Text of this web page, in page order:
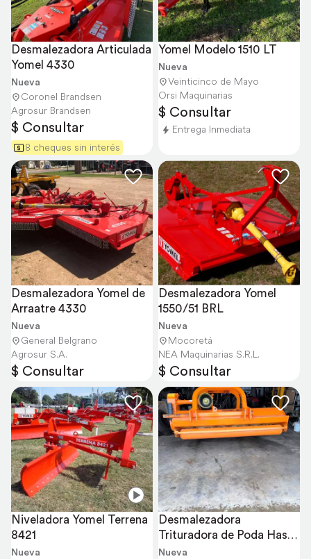
Desmalezadora Articulada
Yomel 4330
Nueva
Coronel Brandsen
Agrosur Brandsen
$ Consultar
8 cheques sin interés
Yomel Modelo 1510 LT
Nueva
Veinticinco de Mayo
Orsi Maquinarias
$ Consultar
Entrega Inmediata
Desmalezadora Yomel de
Arraatre 4330
Nueva
General Belgrano
Agrosur S.A.
$ Consultar
Desmalezadora Yomel
1550/51 BRL
Nueva
Mocoretá
NEA Maquinarias S.R.L.
$ Consultar
Niveladora Yomel Terrena
8421
Nueva
Desmalezadora
Trituradora de Poda Hasta
80 MM Falc
Nueva